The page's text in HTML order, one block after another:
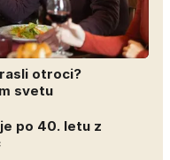
otroci?
svetu
po 40. letu z